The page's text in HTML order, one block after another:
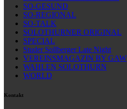
SO-GESUND
SO-REGIONAL
SO-TALK
SOLOTHURNER ORIGINAL
SPECIAL
Studer Sollberger Late Night
VEREINSMAGAZIN BY GAW
WAHLEN SOLOTHURN
WORLD
Kontakt